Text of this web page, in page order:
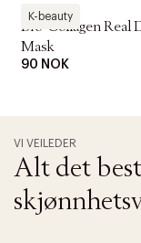
K-beauty
Biodance
Bio-Collagen Real
Mask
90 NOK
VI VEILEDER
Alt det